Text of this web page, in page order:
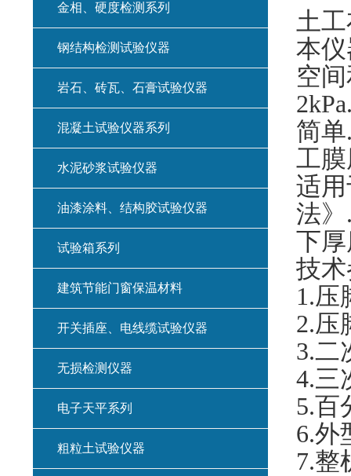
土
本
空
简单
工
适
法》
下
技
1.压
2.压
3.二
4.三
5.百
6.外
7.整
金相、硬度检测系列
钢结构检测试验仪器
岩石、砖瓦、石膏试验仪器
混凝土试验仪器系列
水泥砂浆试验仪器
油漆涂料、结构胶试验仪器
试验箱系列
建筑节能门窗保温材料
开关插座、电线缆试验仪器
无损检测仪器
电子天平系列
粗粒土试验仪器